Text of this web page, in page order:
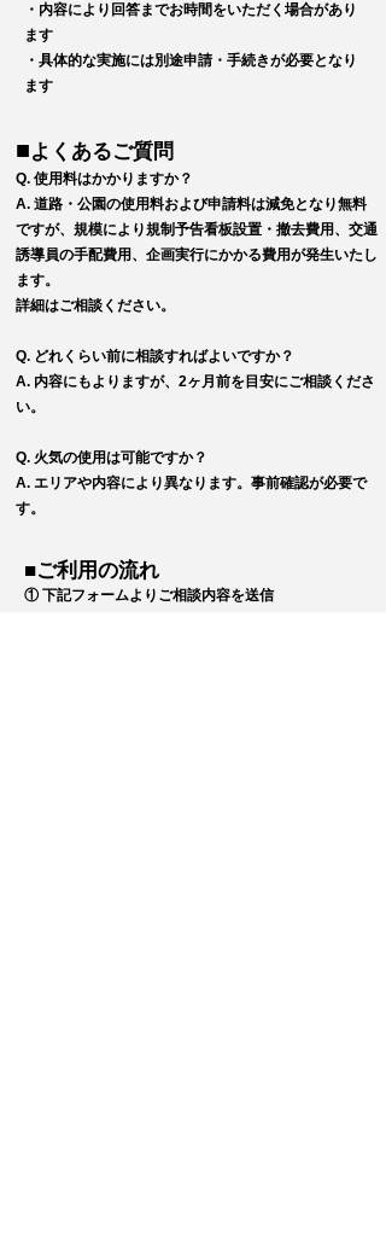
・内容により回答までお時間をいただく場合があり
ます
・具体的な実施には別途申請・手続きが必要となり
ます
■よくあるご質問
Q. 使用料はかかりますか？
A. 道路・公園の使用料および申請料は減免となり無料
ですが、規模により規制予告看板設置・撤去費用、交通
誘導員の手配費用、企画実行にかかる費用が発生いたし
ます。
詳細はご相談ください。
Q. どれくらい前に相談すればよいですか？
A. 内容にもよりますが、2ヶ月前を目安にご相談くださ
い。
Q. 火気の使用は可能ですか？
A. エリアや内容により異なります。事前確認が必要で
す。
■ご利用の流れ
① 下記フォームよりご相談内容を送信